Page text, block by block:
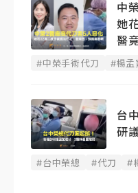
中
她
醫
#中榮手術代刀 #楊孟
台
研
#台中榮總 #代刀 #